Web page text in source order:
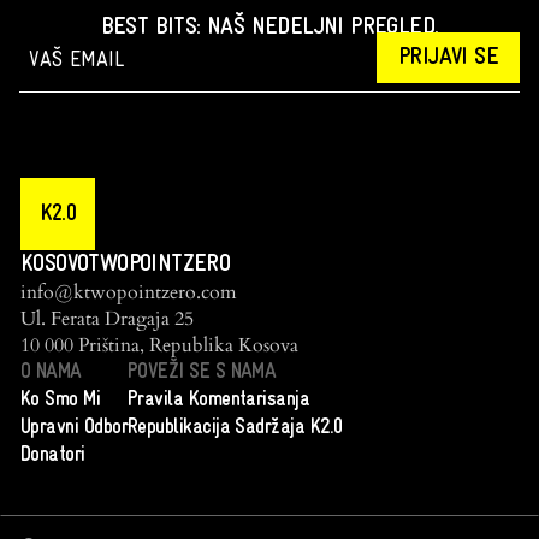
BEST BITS: NAŠ NEDELJNI PREGLED.
PRIJAVI SE
K2.0
KOSOVOTWOPOINTZERO
info@ktwopointzero.com
Ul. Ferata Dragaja 25
10 000 Priština, Republika Kosova
O NAMA
Ko Smo Mi
Upravni Odbor
Donatori
POVEŽI SE S NAMA
Pravila Komentarisanja
Republikacija Sadržaja K2.0